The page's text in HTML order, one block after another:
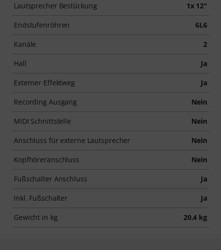
Lautsprecher Bestückung 1x 12"
Endstufenröhren 6L6
Kanäle 2
Hall Ja
Externer Effektweg Ja
Recording Ausgang Nein
MIDI Schnittstelle Nein
Anschluss für externe Lautsprecher Nein
Kopfhöreranschluss Nein
Fußschalter Anschluss Ja
Inkl. Fußschalter Ja
Gewicht in kg 20,4 kg